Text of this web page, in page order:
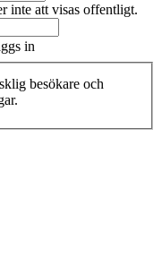
inte att visas offentligt.
in
besökare och